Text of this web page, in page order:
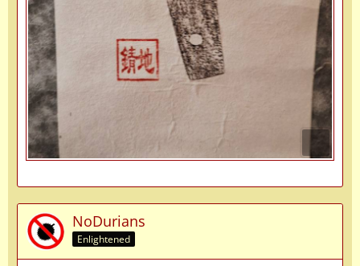
NoDurians
Enlightened